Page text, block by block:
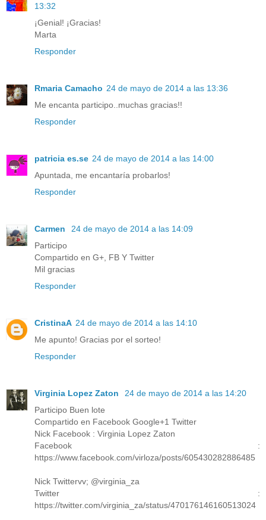
13:32
¡Genial! ¡Gracias!
Marta
Responder
Rmaria Camacho 24 de mayo de 2014 a las 13:36
Me encanta participo..muchas gracias!!
Responder
patricia es.se 24 de mayo de 2014 a las 14:00
Apuntada, me encantaría probarlos!
Responder
Carmen
24 de mayo de 2014 a las 14:09
Participo
Compartido en G+, FB Y Twitter
Mil gracias
Responder
CristinaA 24 de mayo de 2014 a las 14:10
Me apunto! Gracias por el sorteo!
Responder
Virginia Lopez Zaton
24 de mayo de 2014 a las 14:20
Participo Buen lote
Compartido en Facebook Google+1 Twitter
Nick Facebook : Virginia Lopez Zaton
Facebook :
https://www.facebook.com/virloza/posts/605430282886485
Nick Twittervv; @virginia_za
Twitter :
https://twitter.com/virginia_za/status/470176146160513024